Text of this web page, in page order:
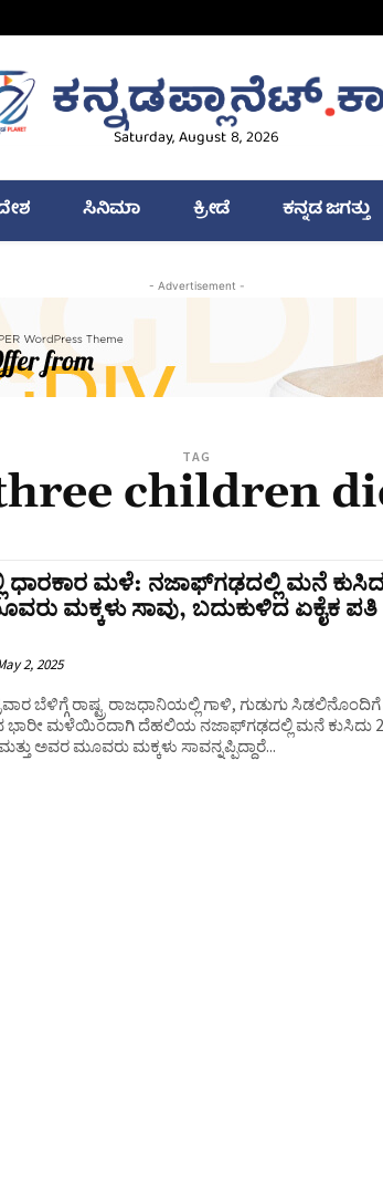
Saturday, August 8, 2026
ಸಿನಿಮಾ ಕ್ರೀಡೆ ಕನ್ನಡ ಜಗತ್ತು
- Advertisement -
TAG
children
ಮಳೆ: ನಜಾಫ್‌ಗಢದಲ್ಲಿ ಮನೆ
ಮಕ್ಕಳು ಸಾವು, ಬದುಕುಳಿದ ಏಕೈಕ ಪತಿ
2, 2025
ಬೆಳಿಗ್ಗೆ ರಾಷ್ಟ್ರ ರಾಜಧಾನಿಯಲ್ಲಿ ಗಾಳಿ, ಗುಡುಗು ಸಿಡಲಿನೊಂದಿಗೆ
ಭಾರೀ ಮಳೆಯಿಂದಾಗಿ ದೆಹಲಿಯ ನಜಾಫ್‌ಗಢದಲ್ಲಿ ಮನೆ ಕುಸಿದು
ಅವರ ಮೂವರು ಮಕ್ಕಳು ಸಾವನ್ನಪ್ಪಿದ್ದಾರೆ...